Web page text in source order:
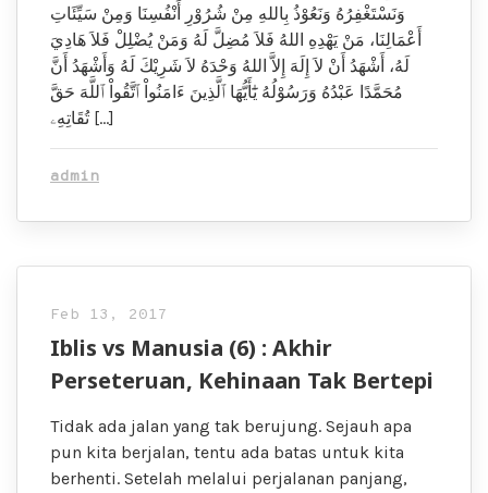
وَنَسْتَغْفِرُهُ وَنَعُوْذُ بِاللهِ مِنْ شُرُوْرِ أَنْفُسِنَا وَمِنْ سَيِّئَاتِ
أَعْمَالِنَا، مَنْ يَهْدِهِ اللهُ فَلاَ مُضِلَّ لَهُ وَمَنْ يُضْلِلْ فَلاَ هَادِيَ
لَهُ، أَشْهَدُ أَنْ لاَ إِلَهَ إِلاَّ اللهُ وَحْدَهُ لاَ شَرِيْكَ لَهُ وَأَشْهَدُ أَنَّ
مُحَمَّدًا عَبْدُهُ وَرَسُوْلُهُ يَٰٓأَيُّهَا ٱلَّذِينَ ءَامَنُواْ ٱتَّقُواْ ٱللَّهَ حَقَّ
تُقَاتِهِۦ […]
admin
Feb 13, 2017
Iblis vs Manusia (6) : Akhir
Perseteruan, Kehinaan Tak Bertepi
Tidak ada jalan yang tak berujung. Sejauh apa
pun kita berjalan, tentu ada batas untuk kita
berhenti. Setelah melalui perjalanan panjang,